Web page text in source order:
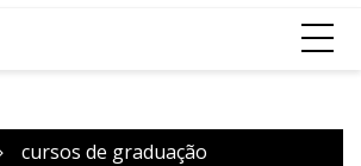
cursos de graduação